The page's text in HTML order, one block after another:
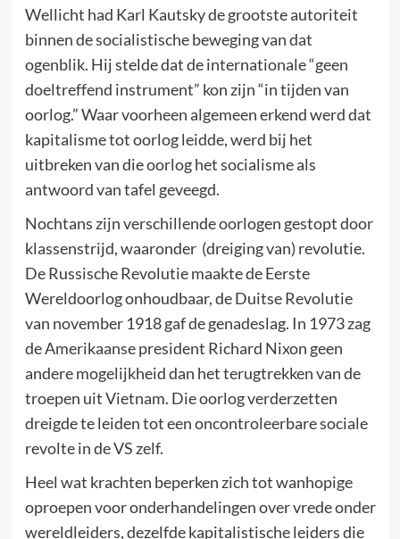
Wellicht had Karl Kautsky de grootste autoriteit
binnen de socialistische beweging van dat
ogenblik. Hij stelde dat de internationale “geen
doeltreffend instrument” kon zijn “in tijden van
oorlog.” Waar voorheen algemeen erkend werd dat
kapitalisme tot oorlog leidde, werd bij het
uitbreken van die oorlog het socialisme als
antwoord van tafel geveegd.
Nochtans zijn verschillende oorlogen gestopt door
klassenstrijd, waaronder (dreiging van) revolutie.
De Russische Revolutie maakte de Eerste
Wereldoorlog onhoudbaar, de Duitse Revolutie
van november 1918 gaf de genadeslag. In 1973 zag
de Amerikaanse president Richard Nixon geen
andere mogelijkheid dan het terugtrekken van de
troepen uit Vietnam. Die oorlog verderzetten
dreigde te leiden tot een oncontroleerbare sociale
revolte in de VS zelf.
Heel wat krachten beperken zich tot wanhopige
oproepen voor onderhandelingen over vrede onder
wereldleiders, dezelfde kapitalistische leiders die